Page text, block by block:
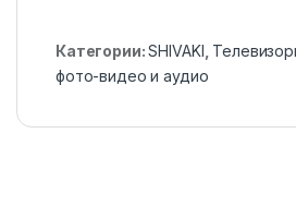
Категории:SHIVAKI
фото-видео и аудио